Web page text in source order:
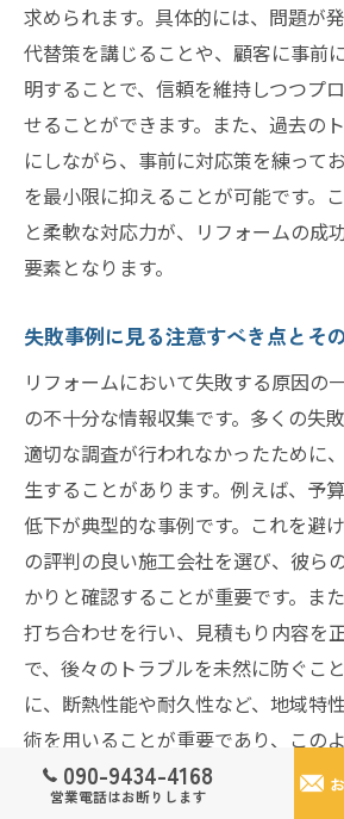
求められます。具体的には、問題が
代替策を講じることや、顧客に事前
明することで、信頼を維持しつつプ
せることができます。また、過去の
にしながら、事前に対応策を練って
を最小限に抑えることが可能です。
と柔軟な対応力が、リフォームの成
要素となります。
失敗事例に見る注意すべき点とそ
リフォームにおいて失敗する原因の
の不十分な情報収集です。多くの失
適切な調査が行われなかったために
生することがあります。例えば、予
低下が典型的な事例です。これを避
の評判の良い施工会社を選び、彼ら
かりと確認することが重要です。ま
打ち合わせを行い、見積もり内容を
で、後々のトラブルを未然に防ぐこ
に、断熱性能や耐久性など、地域特
術を用いることが重要であり、この
学ぶことで、より成功に近づくこと
090-9434-4168
営業電話はお断りします